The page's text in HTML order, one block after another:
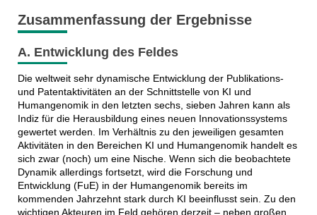
Zusammenfassung der Ergebnisse
A. Entwicklung des Feldes
Die weltweit sehr dynamische Entwicklung der Publikations-
und Patentaktivitäten an der Schnittstelle von KI und
Humangenomik in den letzten sechs, sieben Jahren kann als
Indiz für die Herausbildung eines neuen Innovationssystems
gewertet werden. Im Verhältnis zu den jeweiligen gesamten
Aktivitäten in den Bereichen KI und Humangenomik handelt es
sich zwar (noch) um eine Nische. Wenn sich die beobachtete
Dynamik allerdings fortsetzt, wird die Forschung und
Entwicklung (FuE) in der Humangenomik bereits im
kommenden Jahrzehnt stark durch KI beeinflusst sein. Zu den
wichtigen Akteuren im Feld gehören derzeit – neben großen